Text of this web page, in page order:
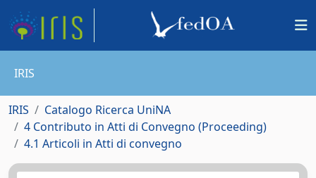
IRIS
IRIS
Catalogo Ricerca UniNA
4 Contributo in Atti di Convegno (Proceeding)
4.1 Articoli in Atti di convegno